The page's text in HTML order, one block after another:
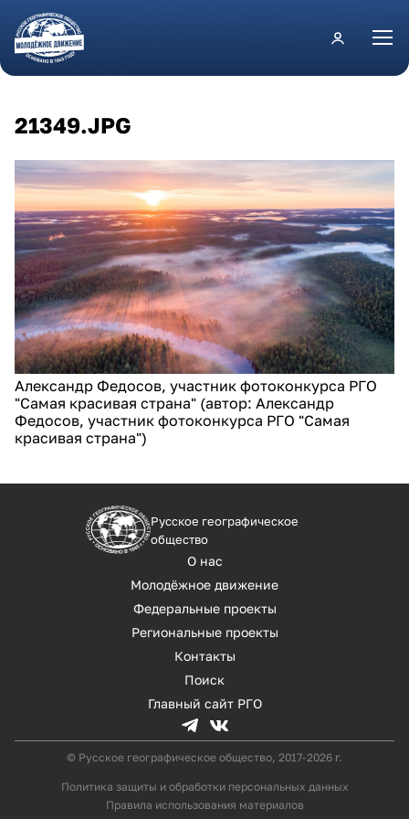
Перейти к основному содержанию
21349.JPG
Александр Федосов, участник фотоконкурса РГО
"Самая красивая страна" (автор: Александр
Федосов, участник фотоконкурса РГО "Самая
красивая страна")
Русское географическое
общество
О нас
Молодёжное движение
Федеральные проекты
Региональные проекты
Контакты
Поиск
Главный сайт РГО
© Русское географическое общество, 2017-2026 г.
Политика защиты и обработки персональных данных
Правила использования материалов